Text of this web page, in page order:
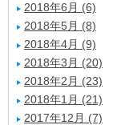
2018年6月 (6)
2018年5月 (8)
2018年4月 (9)
2018年3月 (20)
2018年2月 (23)
2018年1月 (21)
2017年12月 (7)